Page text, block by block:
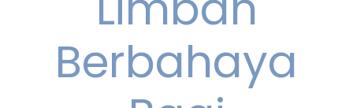
Berbahaya